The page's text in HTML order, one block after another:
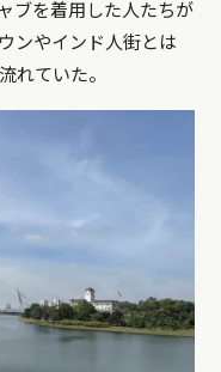
ブを着用した人たちが
ンやインド人街とは
れていた。